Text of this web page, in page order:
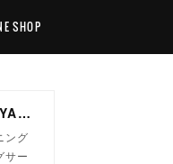
SHOP
Racing Service YASU ~total tuning proshop~
ング
サー